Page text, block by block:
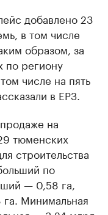
добавлено 23
в том числе
образом, за
по региону
числе на пять
в ЕРЗ.
на
тюменских
строительства
по
— 0,58 га,
Минимальная